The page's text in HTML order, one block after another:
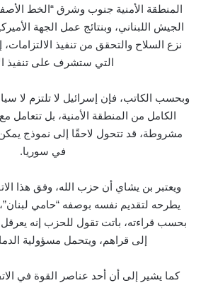
المنطقة الأمنية جنوب وشرق “الخط
الجيش اللبناني، وبنتائج عمل الجهة
نزع السلاح والتحقق من تنفيذ الالتزامات،
التي ستشرف على تنفيذ
وبحسب الكاتب، فإن إسرائيل لا تلتزم لا
الكامل من المنطقة الأمنية، بل تتعامل
مشروطة، قد تتحول لاحقًا إلى نموذج
في سوريا.
ويعتبر بن يشاي أن حزب الله، وفق هذا
يطرحه لتقديم نفسه بوصفه “حامي لبنان”،
بحسب قراءته، باتت تقول للحزب إنه
إلى قراهم، ويتحمل مسؤولية
كما يشير إلى أن أحد عناصر القوة في